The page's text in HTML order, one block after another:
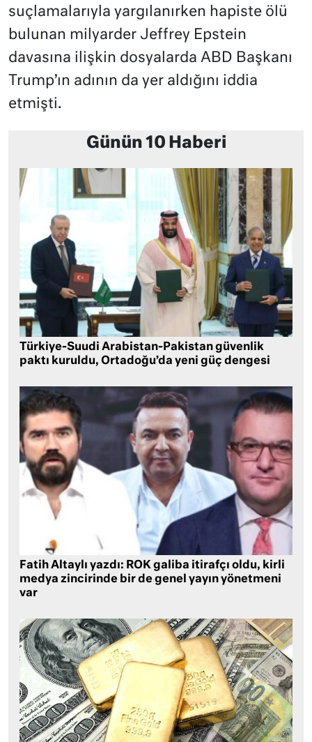
suçlamalarıyla yargılanırken hapiste ölü
bulunan milyarder Jeffrey Epstein
davasına ilişkin dosyalarda ABD Başkanı
Trump’ın adının da yer aldığını iddia
etmişti.
Günün 10 Haberi
Türkiye-Suudi Arabistan-Pakistan güvenlik
paktı kuruldu, Ortadoğu’da yeni güç dengesi
Fatih Altaylı yazdı: ROK galiba itirafçı oldu, kirli
medya zincirinde bir de genel yayın yönetmeni
var